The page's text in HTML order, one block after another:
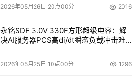
2026年05月26日 20点00分 2016
永铭SDF 3.0V 330F方形超级电容：解
决AI服务器PCS高di/dt瞬态负载冲击难
2026年05月25日 10点00分 1296